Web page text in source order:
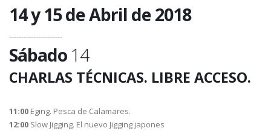
14 y 15 de Abril de 2018
----------------------
Sábado 14
CHARLAS TÉCNICAS. LIBRE ACCESO.
11:00 Eging. Pesca de Calamares.
12:00 Slow Jigging. El nuevo Jigging japones